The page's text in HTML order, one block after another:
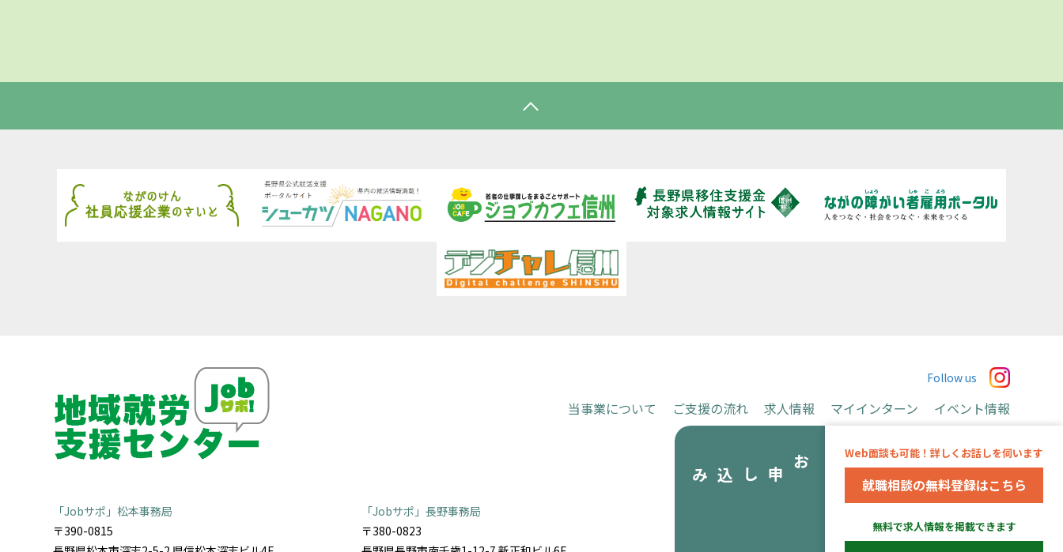
お申し込み
Web面談も可能！詳しくお話しを伺います
就職相談の無料登録はこちら
無料で求人情報を掲載できます
当事業について ご支援の流れ 求人情報 マイインターン
イベント情報
Follow us
「Jobサポ」松本事務局
〒390-0815
「Jobサポ」長野事務局
〒380-0823
※当事業は長野県より委託を受け、アデコ株式会社